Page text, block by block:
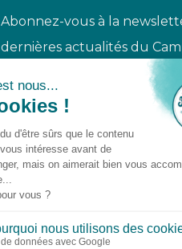
Abonnez-vous à la
dernières actualités du
S'INSCRIRE À LA